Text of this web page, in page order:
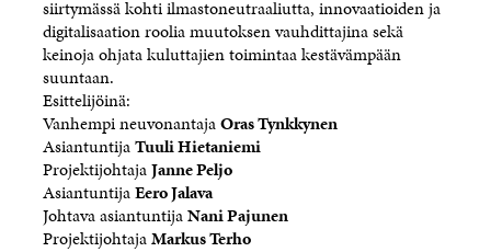
A
A
S
A
siirtymässä kohti ilmastoneutraaliutta, innovaatioiden ja
digitalisaation roolia muutoksen vauhdittajina sekä
keinoja ohjata kuluttajien toimintaa kestävämpään
suuntaan.
Esittelijöinä:
Vanhempi neuvonantajaOras Tynkkynen
AsiantuntijaTuuli Hietaniemi
ProjektijohtajaJanne Peljo
AsiantuntijaEero Jalava
Johtava asiantuntijaNani Pajunen
ProjektijohtajaMarkus Terho